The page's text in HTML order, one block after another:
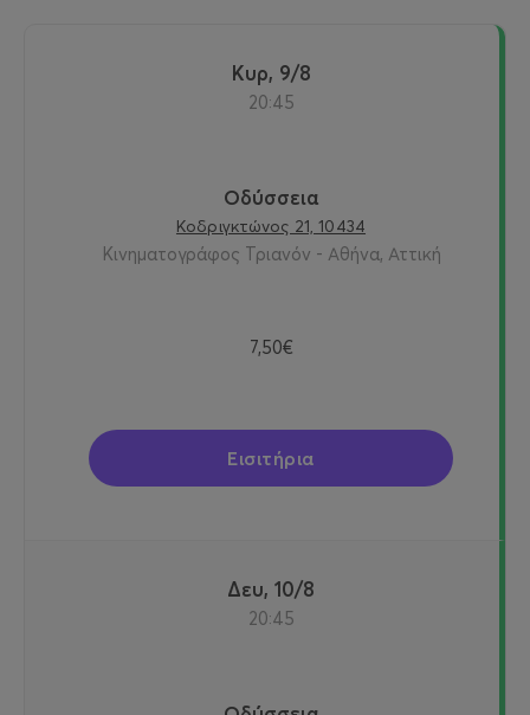
Κυρ, 9/8
20:45
Οδύσσεια
Κοδριγκτώνος 21, 10434
Κινηματογράφος Τριανόν - Αθήνα, Αττική
7,50€
Εισιτήρια
Δευ, 10/8
20:45